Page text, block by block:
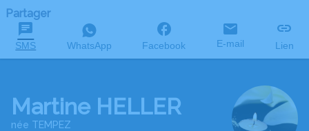
Partager
SMS WhatsApp Facebook E-mail Lien
Martine HELLER
née TEMPEZ